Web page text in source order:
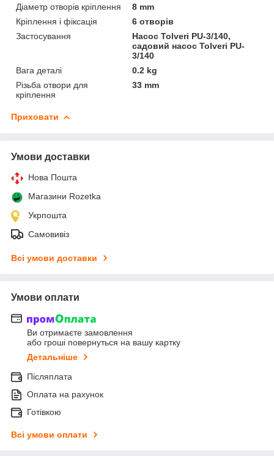
Діаметр отворів кріплення
8 mm
Кріплення і фіксація
6 отворів
Застосування
Насос Tolveri PU-3/140,
садовий насос Tolveri PU-
3/140
Вага деталі
0.2 kg
Різьба отвори для
кріплення
33 mm
Приховати
Умови доставки
Нова Пошта
Магазини Rozetka
Укрпошта
Самовивіз
Всі умови доставки
Умови оплати
Ви отримаєте замовлення
або гроші повернуться на вашу картку
Детальніше
Післяплата
Оплата на рахунок
Готівкою
Всі умови оплати